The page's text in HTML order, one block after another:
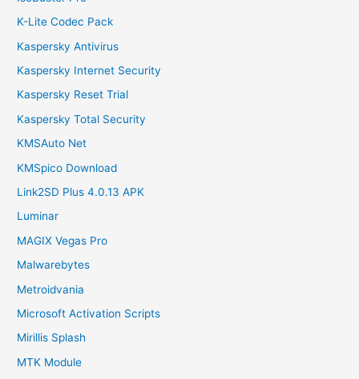
K-Lite Codec Pack
Kaspersky Antivirus
Kaspersky Internet Security
Kaspersky Reset Trial
Kaspersky Total Security
KMSAuto Net
KMSpico Download
Link2SD Plus 4.0.13 APK
Luminar
MAGIX Vegas Pro
Malwarebytes
Metroidvania
Microsoft Activation Scripts
Mirillis Splash
MTK Module